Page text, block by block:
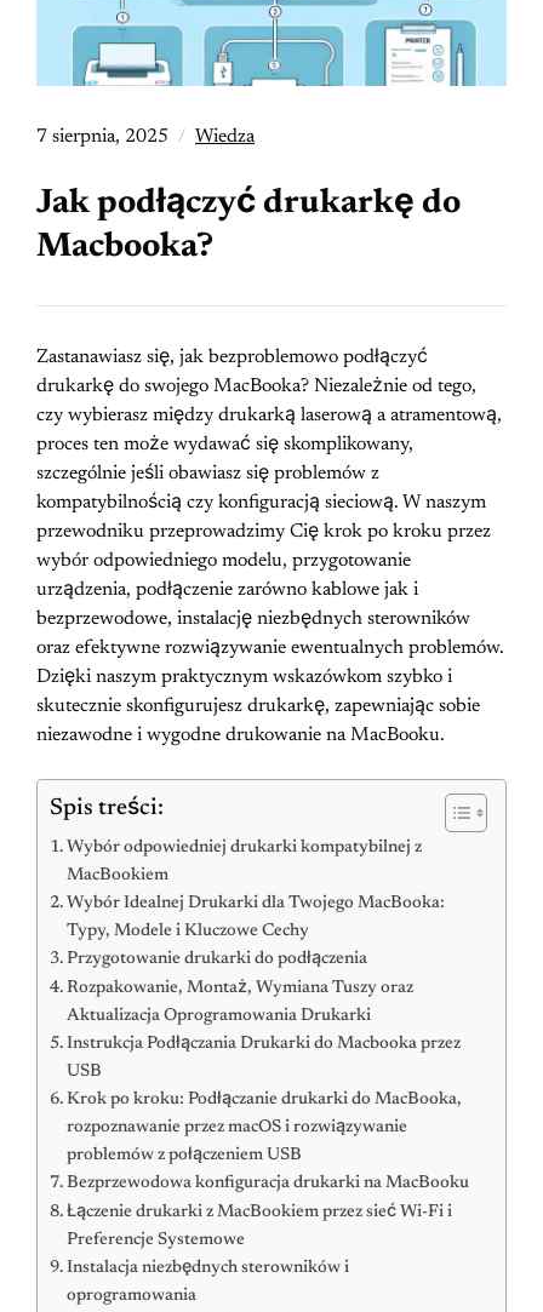
7 sierpnia, 2025 Wiedza
Jak podłączyć drukarkę do
Macbooka?
Zastanawiasz się, jak bezproblemowo podłączyć
drukarkę do swojego MacBooka? Niezależnie od tego,
czy wybierasz między drukarką laserową a atramentową,
proces ten może wydawać się skomplikowany,
szczególnie jeśli obawiasz się problemów z
kompatybilnością czy konfiguracją sieciową. W naszym
przewodniku przeprowadzimy Cię krok po kroku przez
wybór odpowiedniego modelu, przygotowanie
urządzenia, podłączenie zarówno kablowe jak i
bezprzewodowe, instalację niezbędnych sterowników
oraz efektywne rozwiązywanie ewentualnych problemów.
Dzięki naszym praktycznym wskazówkom szybko i
skutecznie skonfigurujesz drukarkę, zapewniając sobie
niezawodne i wygodne drukowanie na MacBooku.
Spis treści:
Wybór odpowiedniej drukarki kompatybilnej z
MacBookiem
Wybór Idealnej Drukarki dla Twojego MacBooka:
Typy, Modele i Kluczowe Cechy
Przygotowanie drukarki do podłączenia
Rozpakowanie, Montaż, Wymiana Tuszy oraz
Aktualizacja Oprogramowania Drukarki
Instrukcja Podłączania Drukarki do Macbooka przez
USB
Krok po kroku: Podłączanie drukarki do MacBooka,
rozpoznawanie przez macOS i rozwiązywanie
problemów z połączeniem USB
Bezprzewodowa konfiguracja drukarki na MacBooku
Łączenie drukarki z MacBookiem przez sieć Wi-Fi i
Preferencje Systemowe
Instalacja niezbędnych sterowników i
oprogramowania